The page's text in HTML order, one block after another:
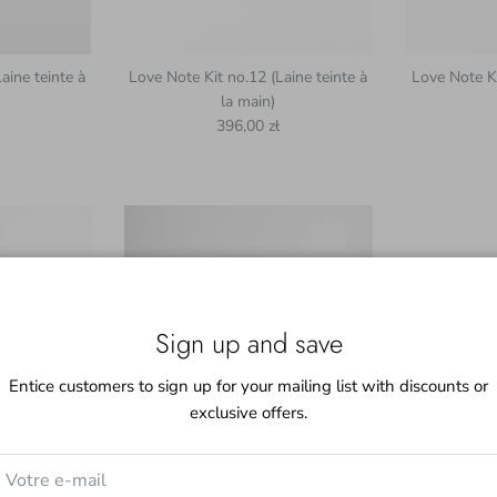
teinte à
Love Note Kit no.12 (Laine teinte à
la main)
Prix habituel
396,00 zł
Love Note
teinte à
Sign up and save
Entice customers to sign up for your mailing list with discounts or
exclusive offers.